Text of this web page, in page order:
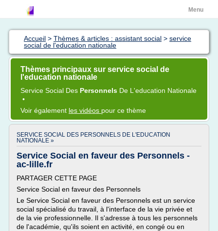
Menu
Accueil > Thèmes & articles : assistant social > service
social de l'education nationale
Thèmes principaux sur service social de
l'education nationale
Service Social Des Personnels De L'education Nationale
•
Voir également les vidéos pour ce thème
SERVICE SOCIAL DES PERSONNELS DE L'EDUCATION
NATIONALE »
Service Social en faveur des Personnels -
ac-lille.fr
PARTAGER CETTE PAGE
Service Social en faveur des Personnels
Le Service Social en faveur des Personnels est un service
social spécialisé du travail, à l'interface de la vie privée et
de la vie professionnelle. Il s'adresse à tous les personnels
de l'académie, qu'ils soient en activité, en congé ou en